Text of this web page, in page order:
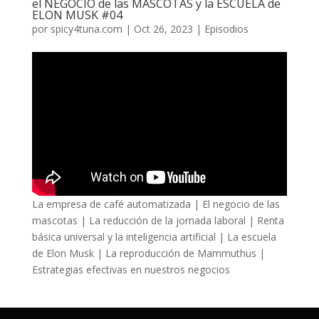
el NEGOCIO de las MASCOTAS y la ESCUELA de
ELON MUSK #04
por spicy4tuna.com | Oct 26, 2023 | Episodios
La empresa de café automatizada | El negocio de las
mascotas | La reducción de la jornada laboral | Renta
básica universal y la inteligencia artificial | La escuela
de Elon Musk | La reproducción de Mammuthus |
Estrategias efectivas en nuestros negocios